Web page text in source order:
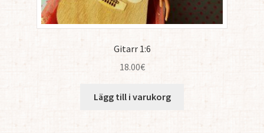
Gitarr 1:6
18.00€
Lägg till i varukorg